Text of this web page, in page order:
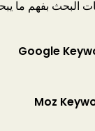
البحث بفهم ما
Google
Moz